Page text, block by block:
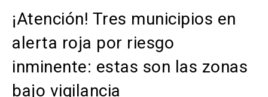
¡Atención! Tres municipios en
alerta roja por riesgo
inminente: estas son las zonas
bajo vigilancia